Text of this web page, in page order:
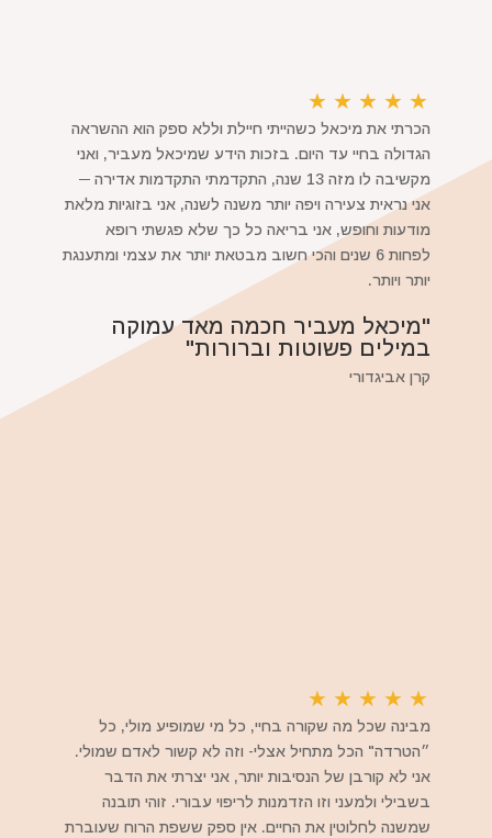
★
★
★
★
★
הכרתי את מיכאל כשהייתי חיילת וללא ספק הוא ההשראה
הגדולה בחיי עד היום. בזכות הידע שמיכאל מעביר, ואני
מקשיבה לו מזה 13 שנה, התקדמתי התקדמות אדירה ─
אני נראית צעירה ויפה יותר משנה לשנה, אני בזוגיות מלאת
מודעות וחופש, אני בריאה כל כך שלא פגשתי רופא
לפחות 6 שנים והכי חשוב מבטאת יותר את עצמי ומתענגת
יותר ויותר.
"מיכאל מעביר חכמה מאד עמוקה
במילים פשוטות וברורות"
קרן אביגדורי
★
★
★
★
★
מבינה שכל מה שקורה בחיי, כל מי שמופיע מולי, כל
״הטרדה" הכל מתחיל אצלי- וזה לא קשור לאדם שמולי.
אני לא קורבן של הנסיבות יותר, אני יצרתי את הדבר
בשבילי ולמעני וזו הזדמנות לריפוי עבורי. זוהי תובנה
שמשנה לחלוטין את החיים. אין ספק ששפת הרוח שעוברת